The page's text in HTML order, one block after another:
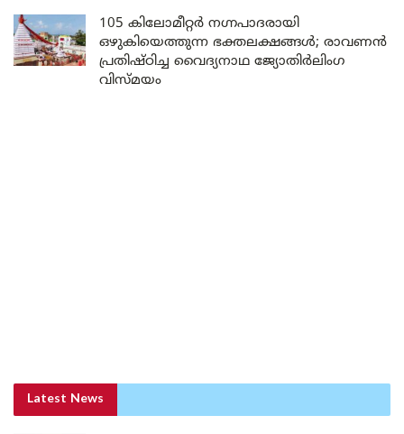
105 കിലോമീറ്റർ നഗ്നപാദരായി
ഒഴുകിയെത്തുന്ന ഭക്തലക്ഷങ്ങൾ; രാവണൻ
പ്രതിഷ്ഠിച്ച വൈദ്യനാഥ ജ്യോതിർലിംഗ
വിസ്മയം
Latest News